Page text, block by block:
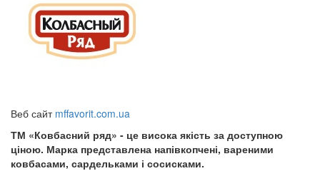
Веб сайт mffavorit.com.ua
ТМ «Ковбасний ряд» - це висока якість за доступною
ціною. Марка представлена напівкопчені, вареними
ковбасами, сардельками і сосисками.